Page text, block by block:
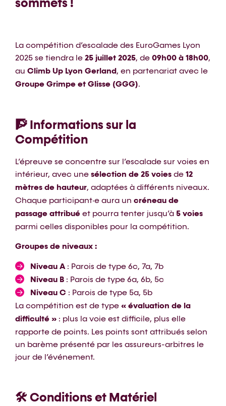
sommets !
La compétition d’escalade des EuroGames Lyon
2025 se tiendra le 25 juillet 2025, de 09h00 à 18h00,
au Climb Up Lyon Gerland, en partenariat avec le
Groupe Grimpe et Glisse (GGG).
🧗 Informations sur la
Compétition
L’épreuve se concentre sur l’escalade sur voies en
intérieur, avec une sélection de 25 voies de 12
mètres de hauteur, adaptées à différents niveaux.
Chaque participant·e aura un créneau de
passage attribué et pourra tenter jusqu’à 5 voies
parmi celles disponibles pour la compétition.
Groupes de niveaux :
Niveau A: Parois de type 6c, 7a, 7b
Niveau B : Parois de type 6a, 6b, 5c
Niveau C : Parois de type 5a, 5b
La compétition est de type « évaluation de la
difficulté » : plus la voie est difficile, plus elle
rapporte de points. Les points sont attribués selon
un barème présenté par les assureurs-arbitres le
jour de l’événement.
🛠️ Conditions et Matériel